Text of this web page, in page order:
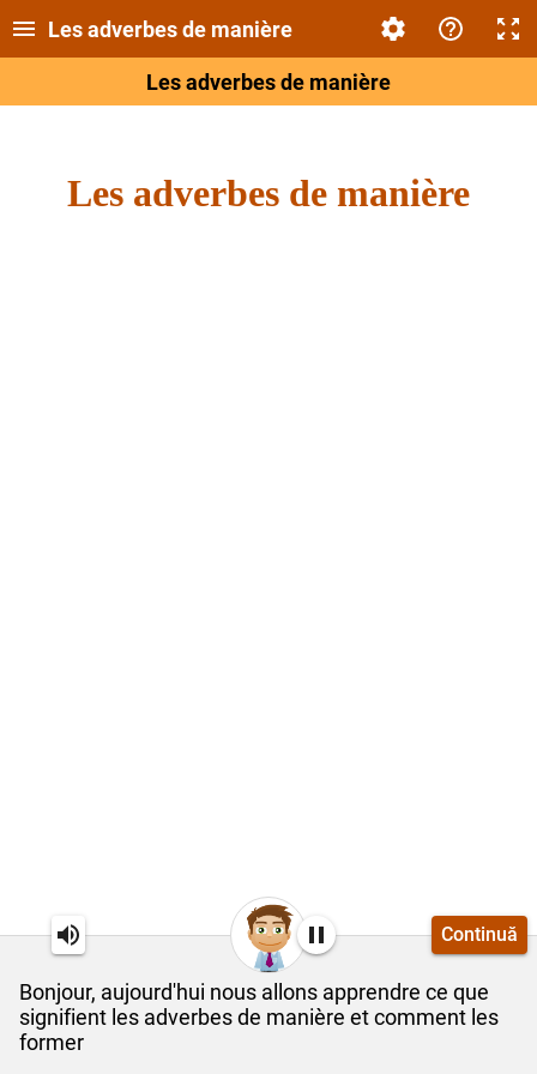
Bonjour, aujourd'hui nous allons apprendre ce que
signifient les adverbes de manière et comment les
former
Continuă
Les adverbes de manière
Les adverbes de manière
Les adverbes de manière